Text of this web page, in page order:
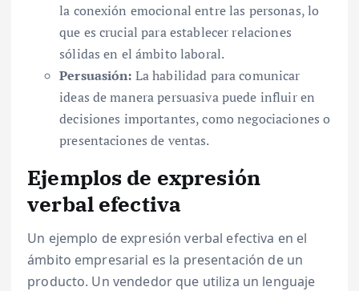
la conexión emocional entre las personas, lo
que es crucial para establecer relaciones
sólidas en el ámbito laboral.
Persuasión: La habilidad para comunicar
ideas de manera persuasiva puede influir en
decisiones importantes, como negociaciones o
presentaciones de ventas.
Ejemplos de expresión
verbal efectiva
Un ejemplo de expresión verbal efectiva en el
ámbito empresarial es la presentación de un
producto. Un vendedor que utiliza un lenguaje